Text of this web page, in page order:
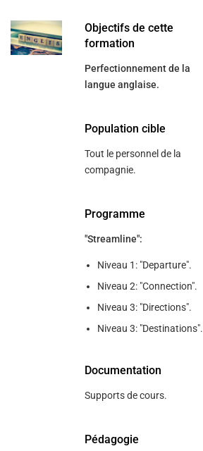
Objectifs de cette
formation
Perfectionnement de la
langue anglaise.
Population cible
Tout le personnel de la
compagnie.
Programme
"Streamline":
Niveau 1: "Departure".
Niveau 2: "Connection".
Niveau 3: "Directions".
Niveau 3: "Destinations".
Documentation
Supports de cours.
Pédagogie